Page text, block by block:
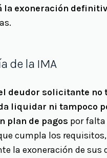
la exoneración
de la IMA
deudor solicitante no
liquidar ni tampoco
plan de pagos por falta
cumpla los
la exoneración de sus